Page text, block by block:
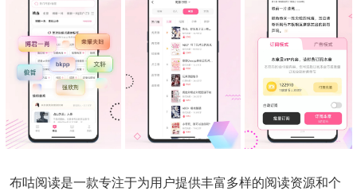
布咕阅读是一款专注于为用户提供丰富多样的阅读资源和个